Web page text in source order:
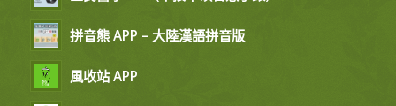
拼音熊 APP – 大陸漢語拼音版
風收站 APP